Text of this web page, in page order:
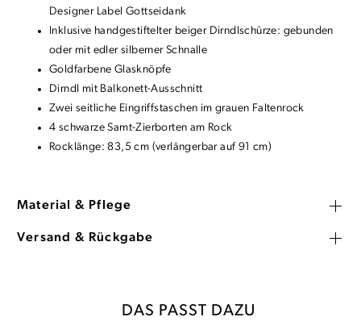
Designer Label Gottseidank
Inklusive handgestiftelter beiger Dirndlschürze: gebunden
oder mit edler silberner Schnalle
Goldfarbene Glasknöpfe
Dirndl mit Balkonett-Ausschnitt
Zwei seitliche Eingriffstaschen im grauen Faltenrock
4 schwarze Samt-Zierborten am Rock
Rocklänge: 83,5 cm (verlängerbar auf 91 cm)
Material & Pflege
Versand & Rückgabe
DAS PASST DAZU